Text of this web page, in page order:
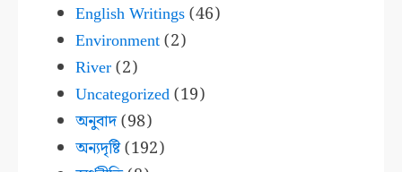
English Writings(46)
Environment(2)
River(2)
Uncategorized(19)
অনুবাদ(98)
অন্যদৃষ্টি(192)